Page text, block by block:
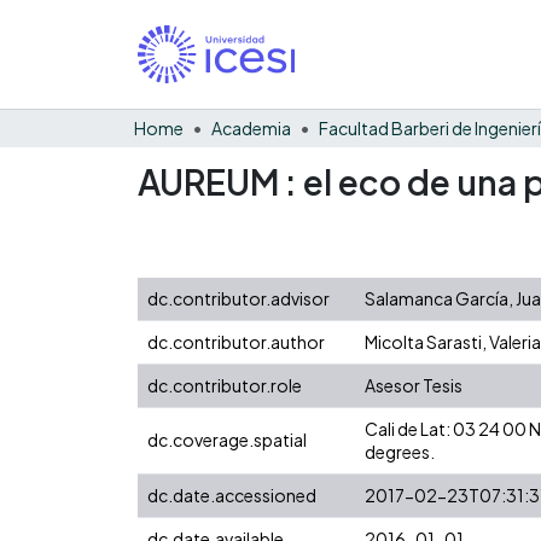
Home Academia
AUREUM : el eco de
dc.contributor.advisor
Salamanca García,
dc.contributor.author
Micolta Sarasti, Valeria
dc.contributor.role
Asesor Tesis
dc.coverage.spatial
Cali de Lat: 03 24 00
degrees.
dc.date.accessioned
2017-02-